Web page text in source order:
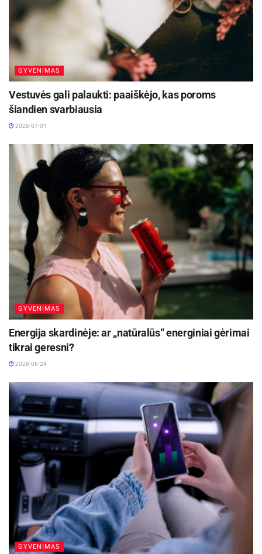
GYVENIMAS
Vestuvės gali palaukti: paaiškėjo, kas poroms
šiandien svarbiausia
2026-07-01
GYVENIMAS
Energija skardinėje: ar „natūralūs“ energiniai gėrimai
tikrai geresni?
2026-06-24
GYVENIMAS